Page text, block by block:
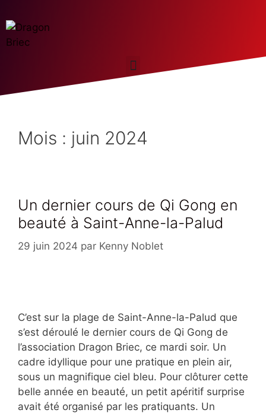
Mois : juin 2024
Un dernier cours de Qi Gong en
beauté à Saint-Anne-la-Palud
29 juin 2024 par Kenny Noblet
C’est sur la plage de Saint-Anne-la-Palud que
s’est déroulé le dernier cours de Qi Gong de
l’association Dragon Briec, ce mardi soir. Un
cadre idyllique pour une pratique en plein air,
sous un magnifique ciel bleu. Pour clôturer cette
belle année en beauté, un petit apéritif surprise
avait été organisé par les pratiquants. Un